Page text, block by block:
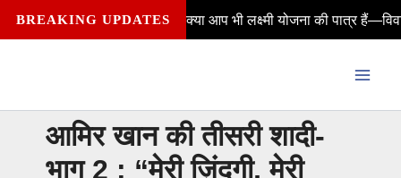
Skip
to
BREAKING UPDATES
मिलेंगे? क्या आप भी लक्ष्मी योजना की पात्र हैं—विवाहित, अविवाहित,
आमिर खान की तीसरी शादी-
भाग 2 : “मेरी ज़िंदगी, मेरी